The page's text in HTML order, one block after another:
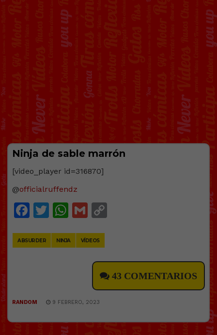
Ninja de sable marrón
[video_player id=316870]
@officialruffendz
Facebook
Twitter
WhatsApp
Gmail
ABSURDER NINJA VÍDEOS
43 COMENTARIOS
RANDOM 9 FEBRERO, 2023